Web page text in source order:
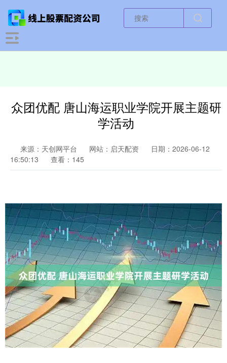
众团优配 唐山海运职业学院开展主题研
学活动
来源：天创网平台 网站：启天配资
日期：2026-06-12
16:50:13
查看：145